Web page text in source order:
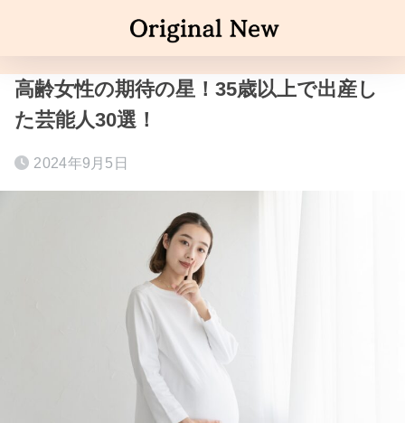
高齢女性の期待の星！35歳以上で出産し
た芸能人30選！
2024年9月5日